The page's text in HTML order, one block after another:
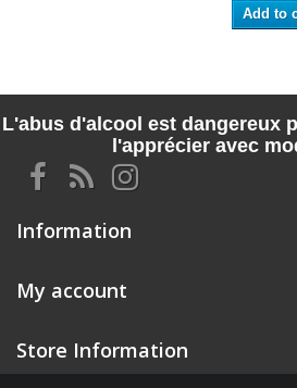
Add to
L'abus d'alcool est dangereux
l'apprécier avec
Information
My account
Store Information